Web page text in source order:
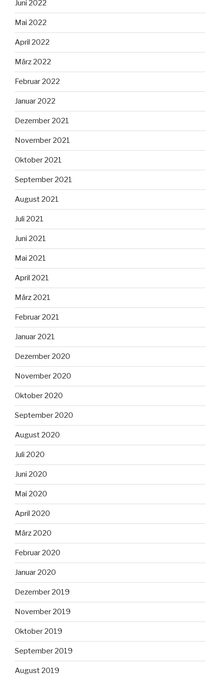
Juni 2022
Mai 2022
April 2022
März 2022
Februar 2022
Januar 2022
Dezember 2021
November 2021
Oktober 2021
September 2021
August 2021
Juli 2021
Juni 2021
Mai 2021
April 2021
März 2021
Februar 2021
Januar 2021
Dezember 2020
November 2020
Oktober 2020
September 2020
August 2020
Juli 2020
Juni 2020
Mai 2020
April 2020
März 2020
Februar 2020
Januar 2020
Dezember 2019
November 2019
Oktober 2019
September 2019
August 2019